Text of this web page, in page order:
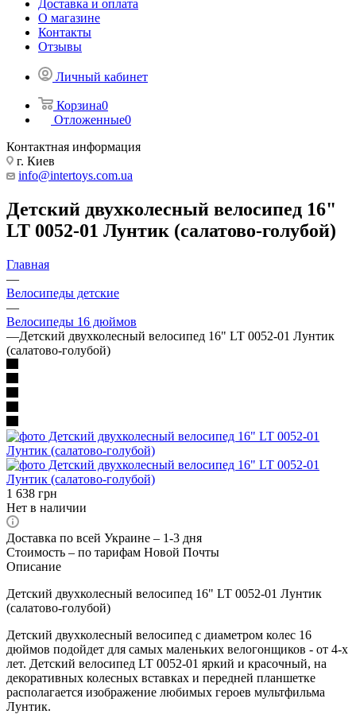
Доставка и оплата
О магазине
Контакты
Отзывы
Личный кабинет
Корзина0
Отложенные0
Контактная информация
г. Киев
info@intertoys.com.ua
Детский двухколесный велосипед 16"
LT 0052-01 Лунтик (салатово-голубой)
Главная
—
Велосипеды детские
—
Велосипеды 16 дюймов
—Детский двухколесный велосипед 16" LT 0052-01 Лунтик
(салатово-голубой)
1 638 грн
Нет в наличии
Доставка по всей Украине – 1-3 дня
Стоимость – по тарифам Новой Почты
Описание
Детский двухколесный велосипед 16" LT 0052-01 Лунтик
(салатово-голубой)
Детский двухколесный велосипед с диаметром колес 16
дюймов подойдет для самых маленьких велогонщиков - от 4-х
лет. Детский велосипед LT 0052-01 яркий и красочный, на
декоративных колесных вставках и передней планшетке
располагается изображение любимых героев мультфильма
Лунтик.